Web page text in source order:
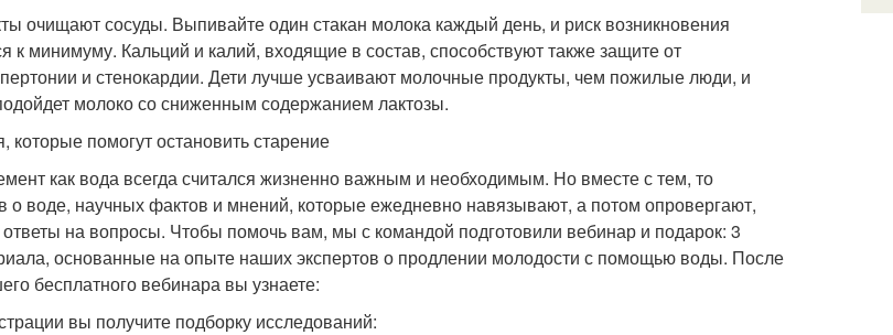
очищают сосуды. Выпивайте один стакан молока каждый день, и риск возникновения
к минимуму. Кальций и калий, входящие в состав, способствуют также защите от
и стенокардии. Дети лучше усваивают молочные продукты, чем пожилые люди, и
молоко со сниженным содержанием лактозы.
которые помогут остановить старение
как вода всегда считался жизненно важным и необходимым. Но вместе с тем, то
о воде, научных фактов и мнений, которые ежедневно навязывают, а потом опровергают,
ответы на вопросы. Чтобы помочь вам, мы с командой подготовили вебинар и подарок: 3
основанные на опыте наших экспертов о продлении молодости с помощью воды. После
бесплатного вебинара вы узнаете:
вы получите подборку исследований: